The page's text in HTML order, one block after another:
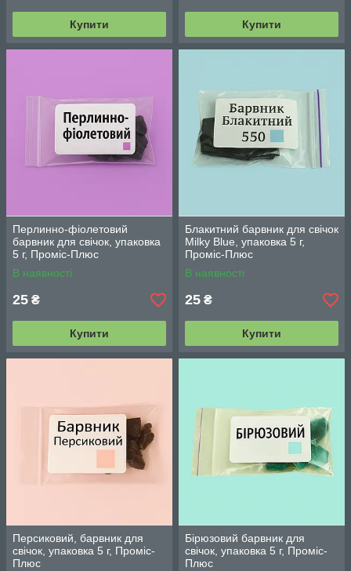
Купити Купити
Перлинно-фіолетовий
барвник для свічок, упаковка
5 г, Проміс-Плюс
В наявності
25 ₴
Купити
Блакитний барвник для свічок
Milky Blue, упаковка 5 г,
Проміс-Плюс
В наявності
25 ₴
Купити
Персиковий, барвник для
свічок, упаковка 5 г, Проміс-
Плюс
Бірюзовий барвник для
свічок, упаковка 5 г, Проміс-
Плюс